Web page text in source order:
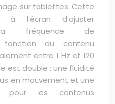
sur tablettes. Cette
à l’écran d’ajuster
sa fréquence de
fonction du contenu
entre 1 Hz et 120
est double : une fluidité
en mouvement et une
pour les contenus